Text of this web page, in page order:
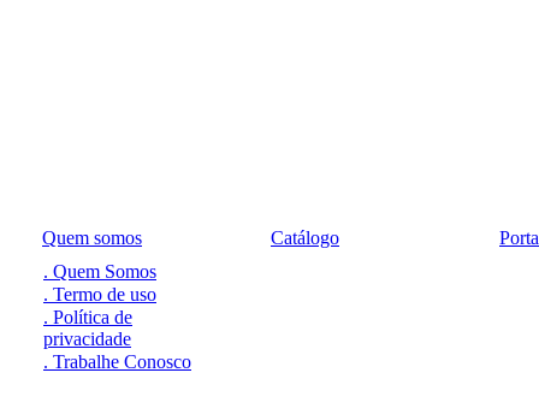
Quem somos
. Quem Somos
. Termo de uso
. Política de
privacidade
. Trabalhe Conosco
Catálogo